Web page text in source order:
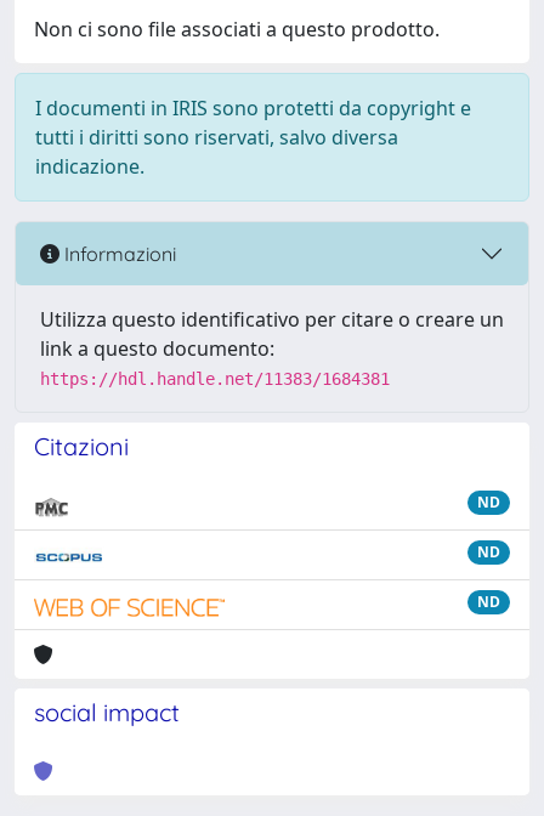
Non ci sono file associati a questo prodotto.
I documenti in IRIS sono protetti da copyright e
tutti i diritti sono riservati, salvo diversa
indicazione.
Informazioni
Utilizza questo identificativo per citare o creare un
link a questo documento:
https://hdl.handle.net/11383/1684381
Citazioni
ND
ND
ND
social impact